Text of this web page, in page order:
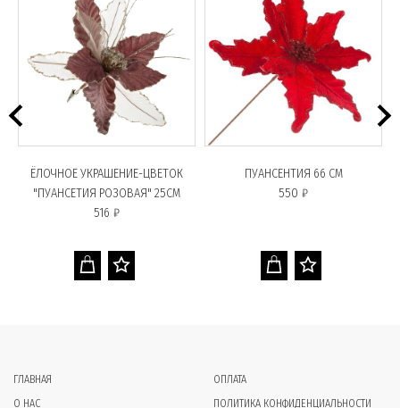
ЁЛОЧНОЕ УКРАШЕНИЕ-ЦВЕТОК
"ПУАНСЕТИЯ РОЗОВАЯ" 25СМ
516 ₽
ПУАНСЕНТИЯ 66 СМ
550 ₽
ГЛАВНАЯ
О НАС
ОПЛАТА
ПОЛИТИКА КОНФИДЕНЦИАЛЬНОСТИ